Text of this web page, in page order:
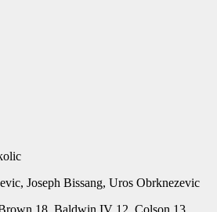
Joseph Bissang, Uros Obrknezevic
18, Baldwin IV 12, Colson 13,